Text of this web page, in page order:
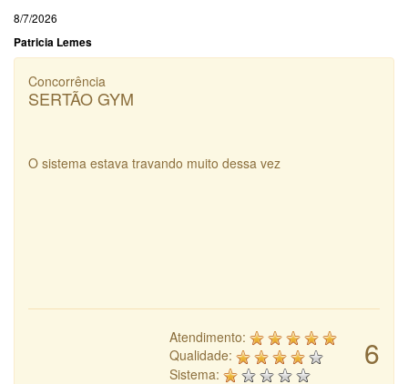
8/7/2026
Patricia Lemes
Concorrência
SERTÃO GYM
O sistema estava travando muito dessa vez
6
Atendimento:
Qualidade:
Sistema: